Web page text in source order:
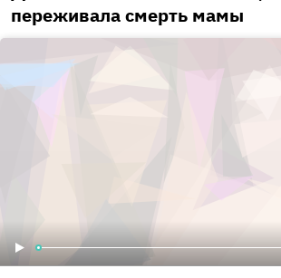
переживала смерть мамы